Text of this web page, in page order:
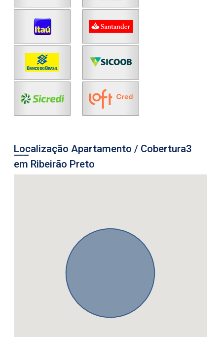
Localização Apartamento / Cobertura3
em Ribeirão Preto